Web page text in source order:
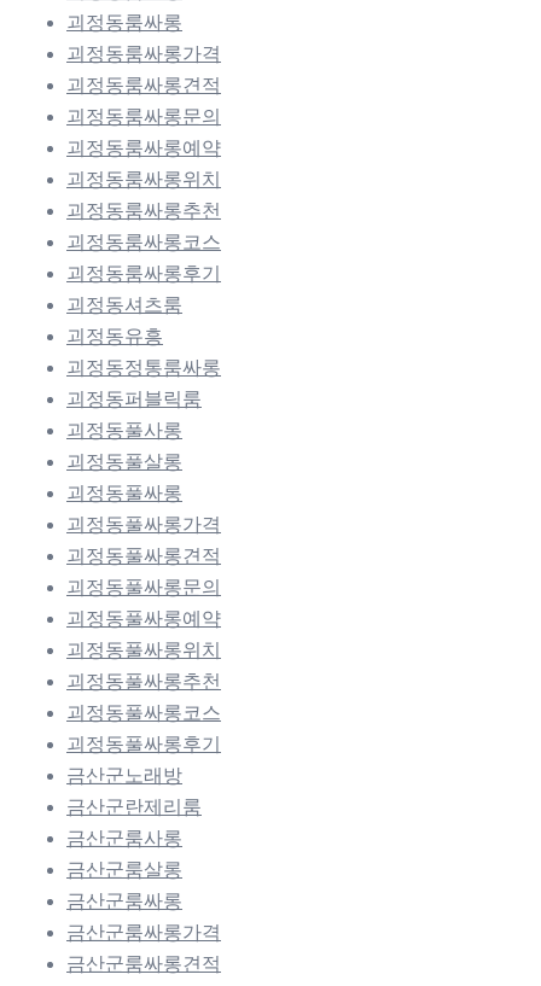
괴정동룸싸롱
괴정동룸싸롱가격
괴정동룸싸롱견적
괴정동룸싸롱문의
괴정동룸싸롱예약
괴정동룸싸롱위치
괴정동룸싸롱추천
괴정동룸싸롱코스
괴정동룸싸롱후기
괴정동셔츠룸
괴정동유흥
괴정동정통룸싸롱
괴정동퍼블릭룸
괴정동풀사롱
괴정동풀살롱
괴정동풀싸롱
괴정동풀싸롱가격
괴정동풀싸롱견적
괴정동풀싸롱문의
괴정동풀싸롱예약
괴정동풀싸롱위치
괴정동풀싸롱추천
괴정동풀싸롱코스
괴정동풀싸롱후기
금산군노래방
금산군란제리룸
금산군룸사롱
금산군룸살롱
금산군룸싸롱
금산군룸싸롱가격
금산군룸싸롱견적